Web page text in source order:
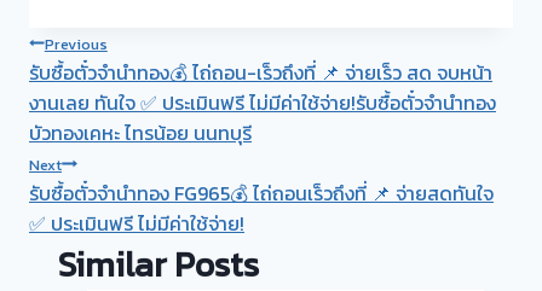
Post
navigation
Previous
รับซื้อตั๋วจำนำทอง💰 ไถ่ถอน-เร็วถึงที่ 📌 จ่ายเร็ว สด จบหน้า
งานเลย ทันใจ ✅ ประเมินฟรี ไม่มีค่าใช้จ่าย!รับซื้อตั๋วจำนำทอง
บัวทองเคหะ ไทรน้อย นนทบุรี
Next
รับซื้อตั๋วจำนำทอง FG965💰 ไถ่ถอนเร็วถึงที่ 📌 จ่ายสดทันใจ
✅ ประเมินฟรี ไม่มีค่าใช้จ่าย!
Similar Posts